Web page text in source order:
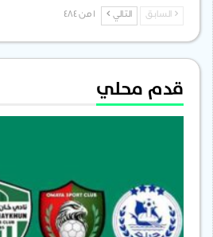
السابق التالي
قدم محلي